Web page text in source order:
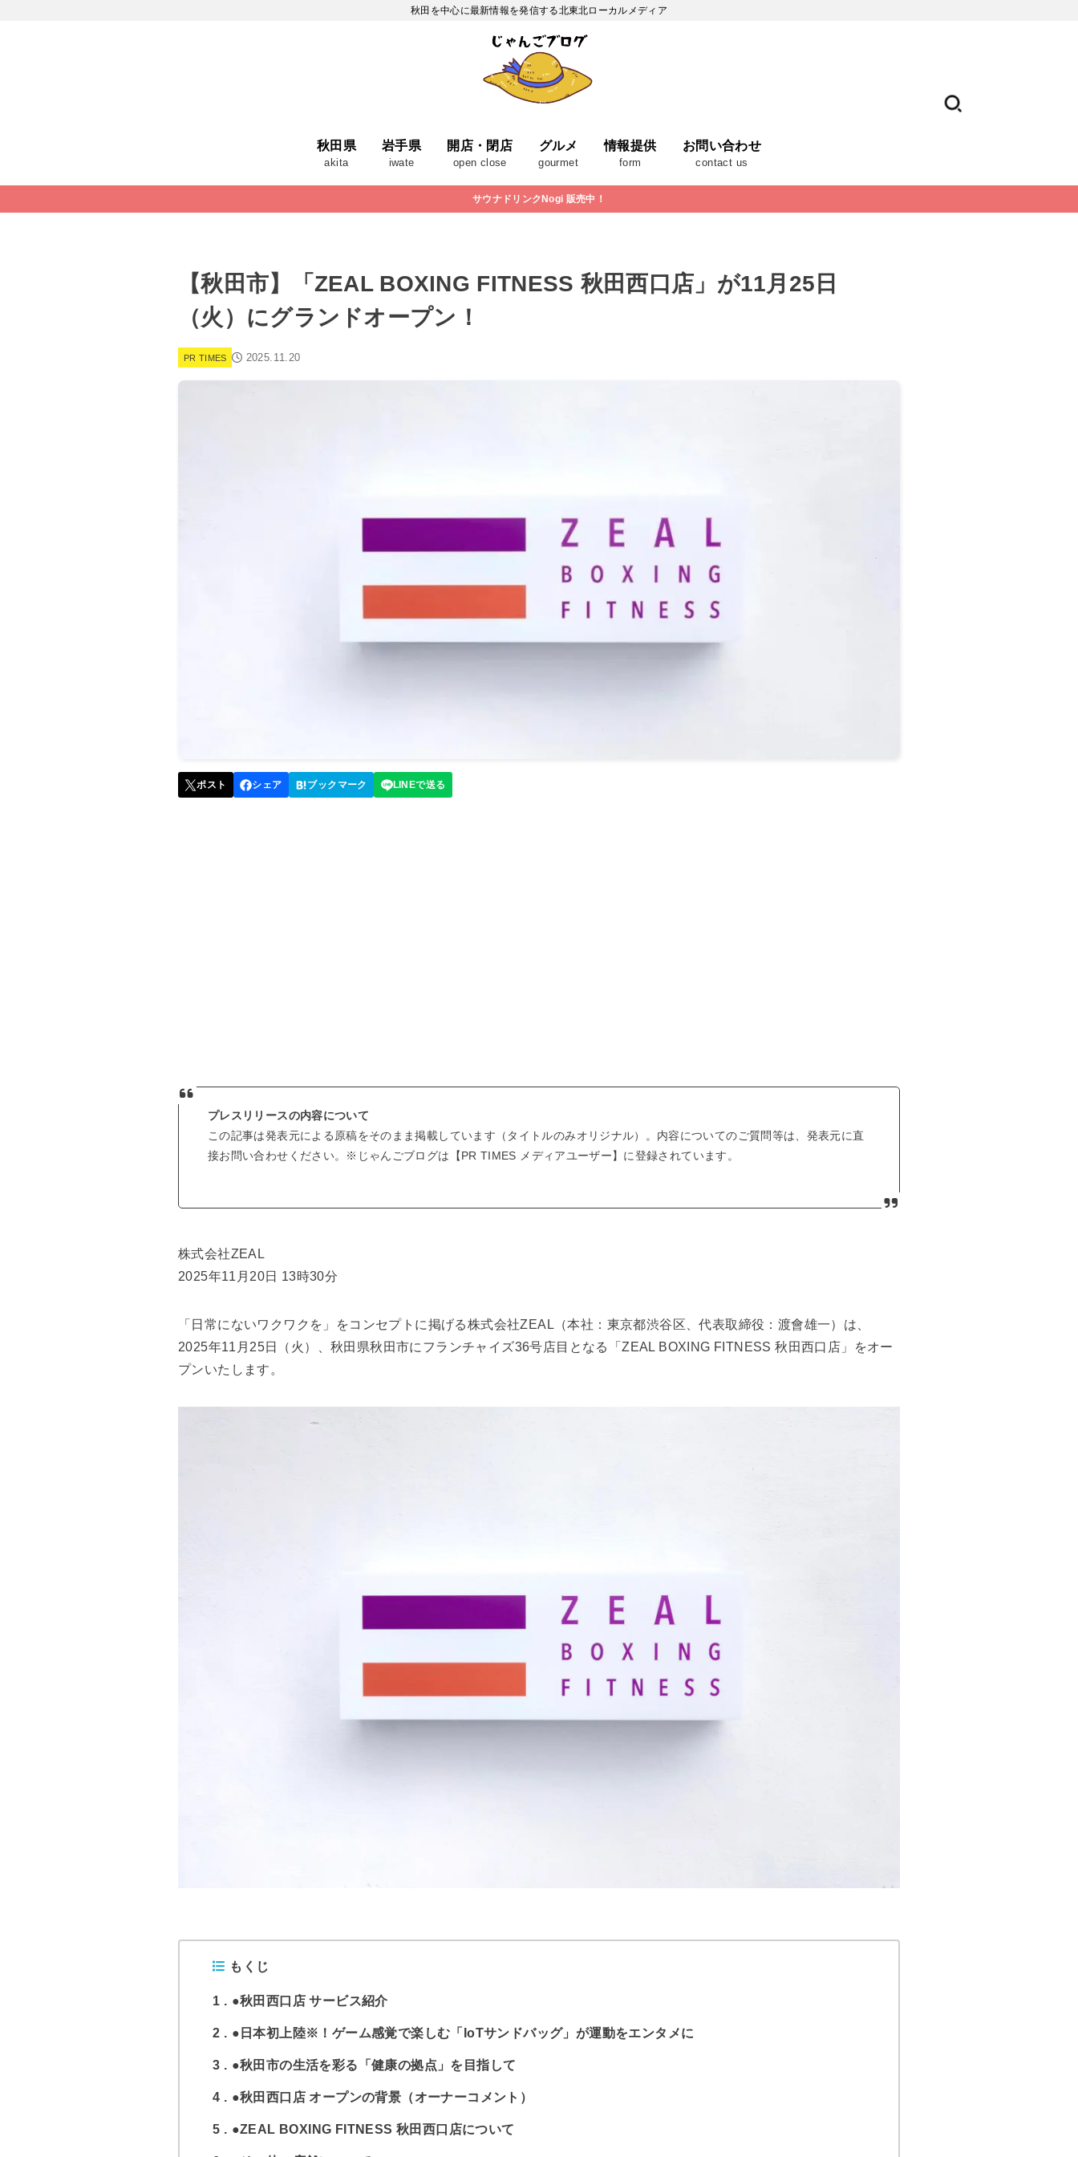
秋田を中心に最新情報を発信する北東北ローカルメディア
秋田県
akita
岩手県
iwate
開店・閉店
open close
グルメ
gourmet
情報提供
form
お問い合わせ
contact us
サウナドリンクNogi 販売中！
【秋田市】「ZEAL BOXING FITNESS 秋田西口店」が11月25日
（火）にグランドオープン！
PR TIMES 2025.11.20
プレスリリースの内容について
この記事は発表元による原稿をそのまま掲載しています（タイトルのみオリジナル）。内容についてのご質問等は、発表元に直
接お問い合わせください。※じゃんごブログは【PR TIMES メディアユーザー】に登録されています。
株式会社ZEAL
2025年11月20日 13時30分
「日常にないワクワクを」をコンセプトに掲げる株式会社ZEAL（本社：東京都渋谷区、代表取締役：渡會雄一）は、
2025年11月25日（火）、秋田県秋田市にフランチャイズ36号店目となる「ZEAL BOXING FITNESS 秋田西口店」をオー
プンいたします。
もくじ
1 ●秋田西口店 サービス紹介
2 ●日本初上陸※！ゲーム感覚で楽しむ「IoTサンドバッグ」が運動をエンタメに
3 ●秋田市の生活を彩る「健康の拠点」を目指して
4 ●秋田西口店 オープンの背景（オーナーコメント）
5 ●ZEAL BOXING FITNESS 秋田西口店について